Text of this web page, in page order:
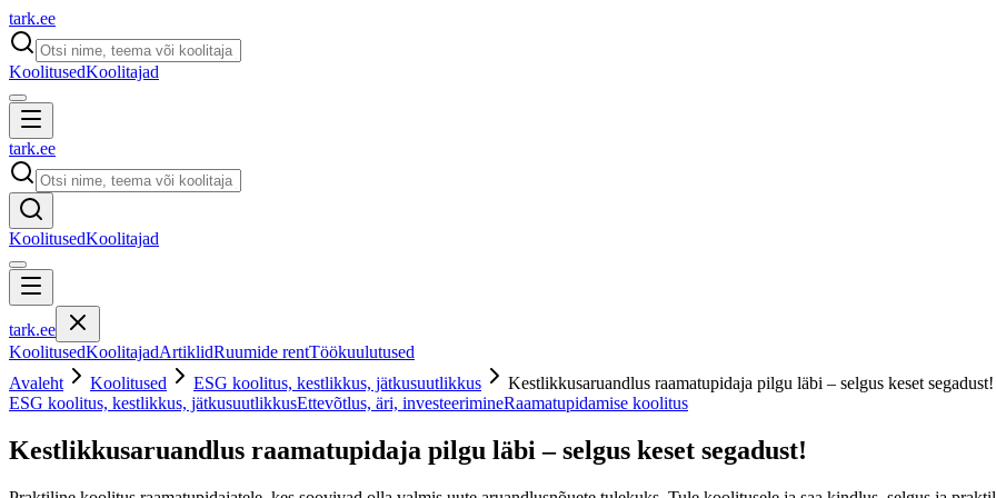
tark.ee
KoolitusedKoolitajad
tark.ee
KoolitusedKoolitajad
tark.ee
KoolitusedKoolitajadArtiklidRuumide rentTöökuulutused
Avaleht
Koolitused ESG koolitus, kestlikkus, jätkusuutlikkus
Kestlikkusaruandlus raamatupidaja pilgu läbi – selgus keset segadust!
ESG koolitus, kestlikkus, jätkusuutlikkusEttevõtlus, äri, investeerimineRaamatupidamise koolitus
Kestlikkusaruandlus raamatupidaja pilgu läbi – selgus keset segadust!